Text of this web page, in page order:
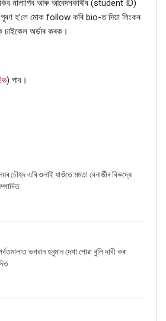
নালাগিব আৰু আবেদনকাৰীৰ (student ID)
হ’লে মোক follow কৰি bio-ত দিয়া লিংকৰ
চাইকেল অৰ্ডাৰ কৰক।
) পাব।
চৌহদ এৰি ওলাই যাওঁতে মমতা বেনাৰ্জীৰ বিৰুদ্ধে
ভগৱান হনুমান দেখা পোৱা বুলি দাবী কৰা